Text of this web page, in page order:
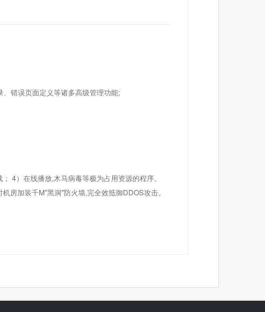
错误页面定义等诸多高级管理功能;
4）在线播放,木马病毒等极为占用资源的程序。
房加装千M"黑洞"防火墙,完全效抵御DDOS攻击。